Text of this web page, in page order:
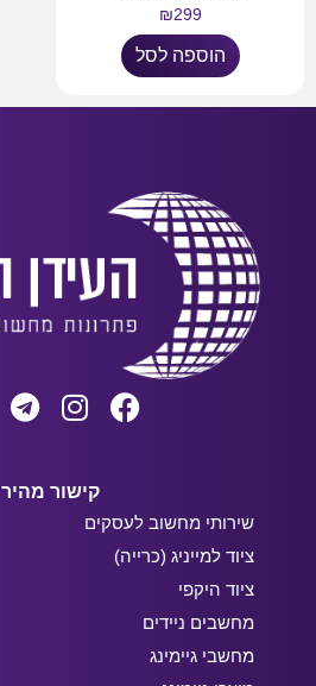
₪299
הוספה לסל
קישור מהיר
שירותי מחשוב לעסקים
ציוד למייניג (כרייה)
ציוד היקפי
מחשבים ניידים
מחשבי גיימינג